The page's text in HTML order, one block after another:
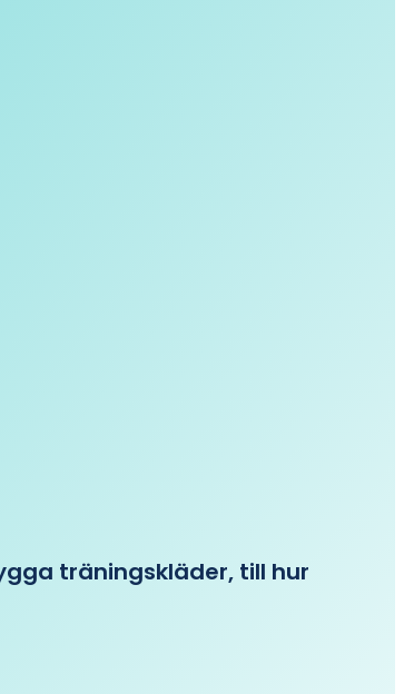
träningskläder, till hur